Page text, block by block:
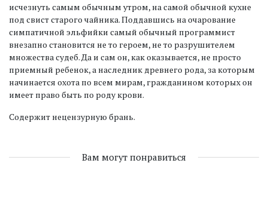
исчезнуть самым обычным утром, на самой обычной кухне
под свист старого чайника. Поддавшись на очарование
симпатичной эльфийки самый обычный программист
внезапно становится не то героем, не то разрушителем
множества судеб. Да и сам он, как оказывается, не просто
приемный ребенок, а наследник древнего рода, за которым
начинается охота по всем мирам, гражданином которых он
имеет право быть по роду крови.
Содержит нецензурную брань.
Вам могут понравиться